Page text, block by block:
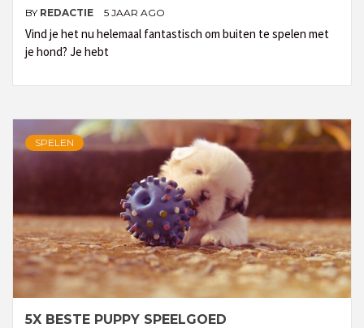
BY REDACTIE 5 JAAR AGO
Vind je het nu helemaal fantastisch om buiten te spelen met
je hond? Je hebt
SPELEN
5X BESTE PUPPY SPEELGOED